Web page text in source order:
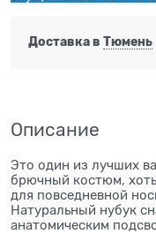
Доставка в Тюмень
Описание
Это один из лучших
брючный костюм,
для повседневной
Натуральный нубук
анатомическим